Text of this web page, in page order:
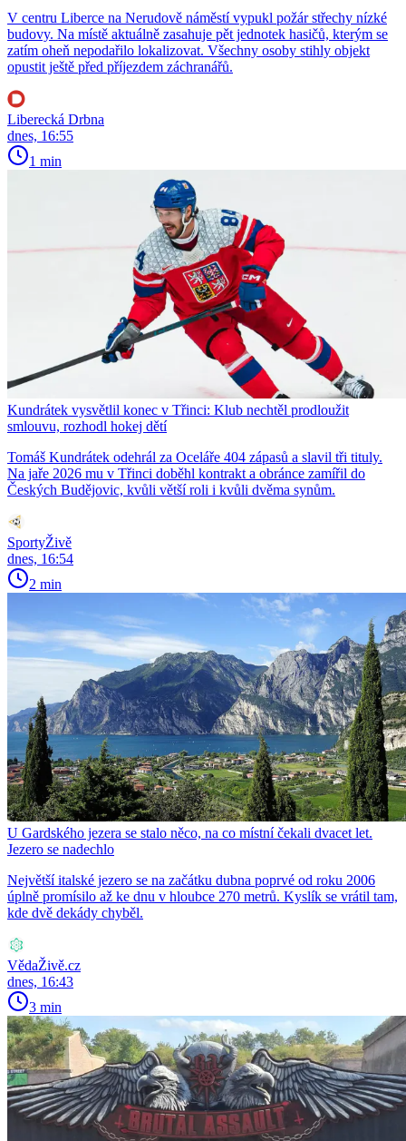
V centru Liberce na Nerudově náměstí vypukl požár střechy nízké
budovy. Na místě aktuálně zasahuje pět jednotek hasičů, kterým se
zatím oheň nepodařilo lokalizovat. Všechny osoby stihly objekt
opustit ještě před příjezdem záchranářů.
Liberecká Drbna
dnes, 16:55
1 min
Kundrátek vysvětlil konec v Třinci: Klub nechtěl prodloužit
smlouvu, rozhodl hokej dětí
Tomáš Kundrátek odehrál za Oceláře 404 zápasů a slavil tři tituly.
Na jaře 2026 mu v Třinci doběhl kontrakt a obránce zamířil do
Českých Budějovic, kvůli větší roli i kvůli dvěma synům.
SportyŽivě
dnes, 16:54
2 min
U Gardského jezera se stalo něco, na co místní čekali dvacet let.
Jezero se nadechlo
Největší italské jezero se na začátku dubna poprvé od roku 2006
úplně promísilo až ke dnu v hloubce 270 metrů. Kyslík se vrátil tam,
kde dvě dekády chyběl.
VědaŽivě.cz
dnes, 16:43
3 min